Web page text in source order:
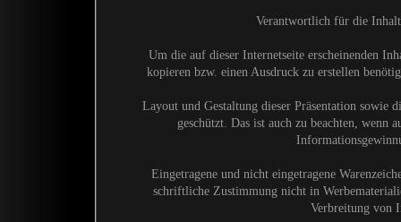
Verantwortlich für die
Um die auf dieser Internetseite erscheinenden
kopieren bzw. einen Ausdruck zu erstellen
Layout und Gestaltung dieser Präsentation sowie
geschützt. Das ist auch zu beachten, wenn
Eingetragene und nicht eingetragene
schriftliche Zustimmung nicht in
Verbreitung von